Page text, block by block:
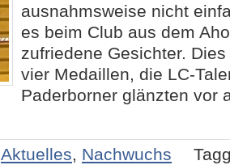
ausnahmsweise nicht
es beim Club aus dem
zufriedene Gesichter.
vier Medaillen, die LC-
Paderborner glänzten vor
Aktuelles, Nachwuchs